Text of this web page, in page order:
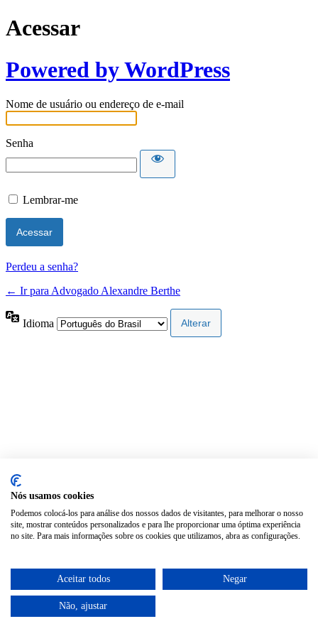
Acessar
Powered by WordPress
Nome de usuário ou endereço de e-mail
Senha
Lembrar-me
Perdeu a senha?
← Ir para Advogado Alexandre Berthe
Idioma
Nós usamos cookies
Podemos colocá-los para análise dos nossos dados de visitantes, para melhorar o nosso
site, mostrar conteúdos personalizados e para lhe proporcionar uma óptima experiência
no site. Para mais informações sobre os cookies que utilizamos, abra as configurações.
Aceitar todos Negar
Não, ajustar